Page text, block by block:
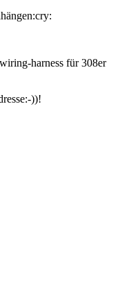
harness für 308er
))!